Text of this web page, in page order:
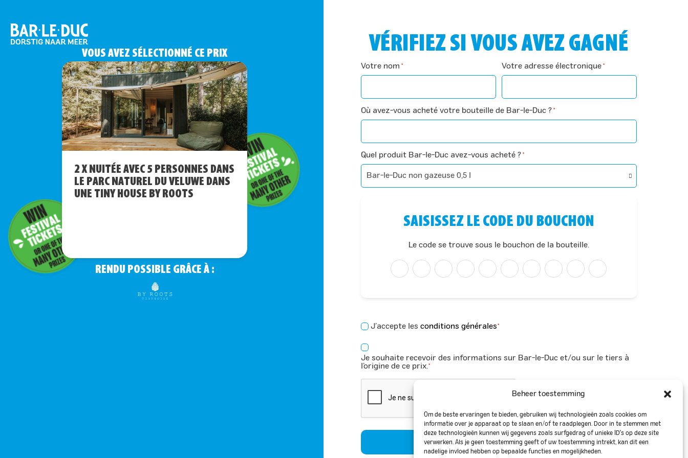
Beheer toestemming
Om de beste ervaringen te bieden, gebruiken wij technologieën zoals cookies om
informatie over je apparaat op te slaan en/of te raadplegen. Door in te stemmen met
deze technologieën kunnen wij gegevens zoals surfgedrag of unieke ID's op deze site
verwerken. Als je geen toestemming geeft of uw toestemming intrekt, kan dit een
nadelige invloed hebben op bepaalde functies en mogelijkheden.
VOUS AVEZ SÉLECTIONNÉ CE PRIX
2 X NUITÉE AVEC 5 PERSONNES DANS
LE PARC NATUREL DU VELUWE DANS
UNE TINY HOUSE BY ROOTS
RENDU POSSIBLE GRÂCE À :
VÉRIFIEZ SI VOUS AVEZ GAGNÉ
Votre nom * Votre adresse électronique *
Où avez-vous acheté votre bouteille de Bar-le-Duc ? *
Quel produit Bar-le-Duc avez-vous acheté ? *
SAISISSEZ LE CODE DU BOUCHON
Le code se trouve sous le bouchon de la bouteille.
Consentement
J’accepte les conditions générales*
Consentement
*
Je souhaite recevoir des informations sur Bar-le-Duc et/ou sur le tiers à
l’origine de ce prix.*
CAPTCHA